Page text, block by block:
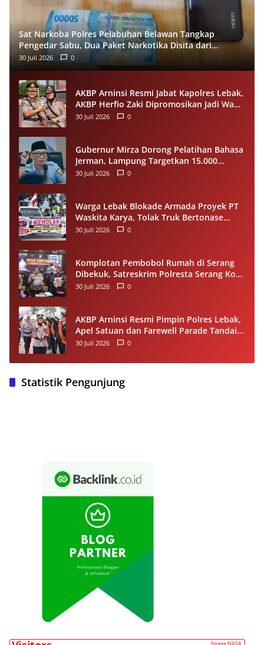
Sat Narkoba Polres Pelabuhan Belawan Tangkap
Pengedar Sabu, Dua Paket Narkotika Disita dari
Tersangka
30 Juli 2026 0
AKBP Arninsi Resmi Jabat Kapolres Lebak,
AKBP Herfio Zaki Dipromosikan Jadi Wadir
Reskrimsus Polda Banten
30 Juli 2026 0
Gubernur Mirza Dorong Pelatihan Bahasa
Jerman, Lampung Targetkan 15.000
Pekerja Terampil ke Luar Negeri per
30 Juli 2026 0
Warga Lebak Blokade Armada Proyek PT
Waskita Karya, Tolak Truk Bertonase
Besar Melintasi Jalan Kopi–Sangiang Maja
30 Juli 2026 0
Komplotan Pembobol Rumah di Serang
Dibekuk, Satreskrim Polresta Serang Kota
Tangkap 4 Pelaku dan Kejar Satu DPO
30 Juli 2026 0
AKBP Arninsi Resmi Pimpin Polres Lebak,
Apel Satuan dan Farewell Parade Tandai
Estafet Kepemimpinan
30 Juli 2026 0
Statistik Pengunjung